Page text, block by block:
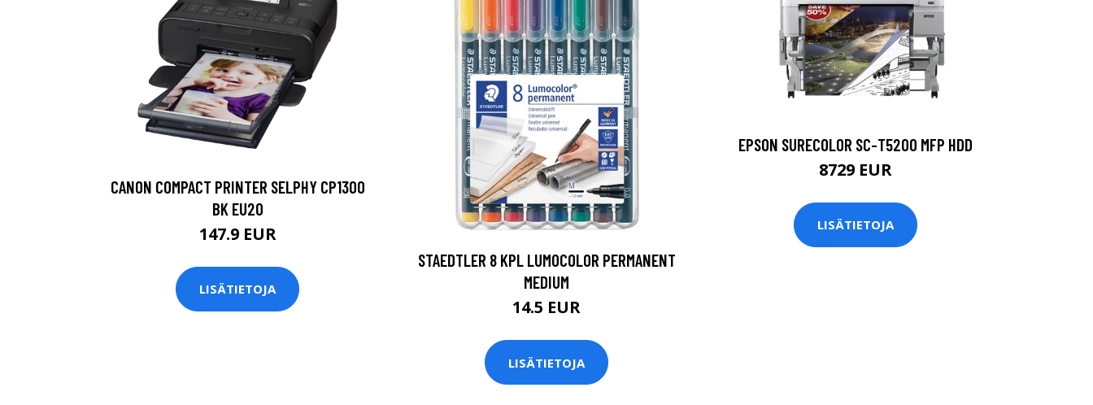
CANON COMPACT PRINTER SELPHY CP1300
BK EU20
147.9 EUR
LISÄTIETOJA
STAEDTLER 8 KPL LUMOCOLOR PERMANENT
MEDIUM
14.5 EUR
LISÄTIETOJA
EPSON SURECOLOR SC-T5200 MFP HDD
8729 EUR
LISÄTIETOJA